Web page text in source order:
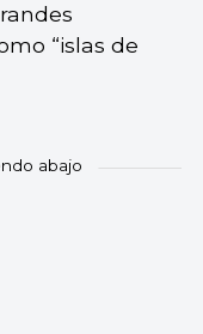
“islas de